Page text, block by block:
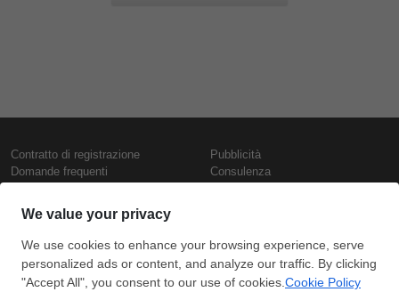
Contratto di registrazione
Domande frequenti
Presentazione
Contattaci
Termini di utilizzo
Politica di riservatezza
Pubblicità
Consulenza